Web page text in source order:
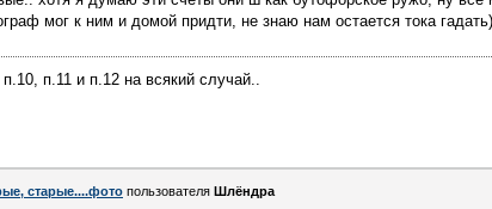
мог к ним и домой придти, не знаю нам остается тока гадать)
п.11 и п.12 на всякий случай..
старые....фото пользователя Шлёндра